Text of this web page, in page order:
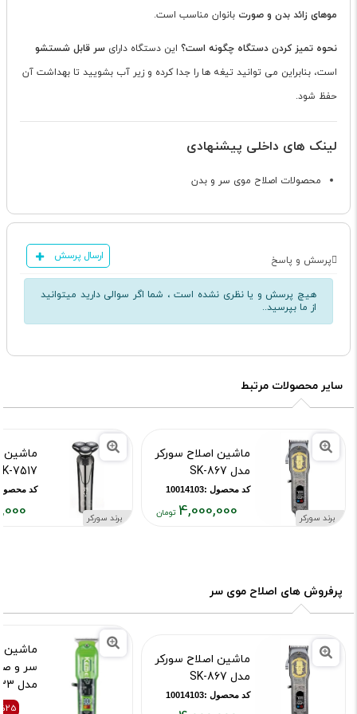
موهای زائد بدن و صورت بانوان مناسب است.
نحوه تمیز کردن دستگاه چگونه است؟ این دستگاه دارای سر قابل شستشو
است، بنابراین می توانید تیغه ها را جدا کرده و زیر آب بشویید تا بهداشت آن
حفظ شود.
لینک های داخلی پیشنهادی
محصولات اصلاح موی سر و بدن
پرسش و پاسخ ارسال پرسش
هیچ پرسش و یا نظری نشده است ، شما اگر سوالی دارید میتوانید
از ما بپرسید..
سایر محصولات مرتبط
برند سورکر
ماشین اصلاح سورکر
مدل SK-867
کد محصول :10014103
4,000,000 برند سورکر
ماشین
7517
کد محصول
پرفروش های اصلاح موی سر
ماشین اصلاح سورکر
مدل SK-867
کد محصول :10014103
ماشین
سر و
مدل KM-1133
کد محصول